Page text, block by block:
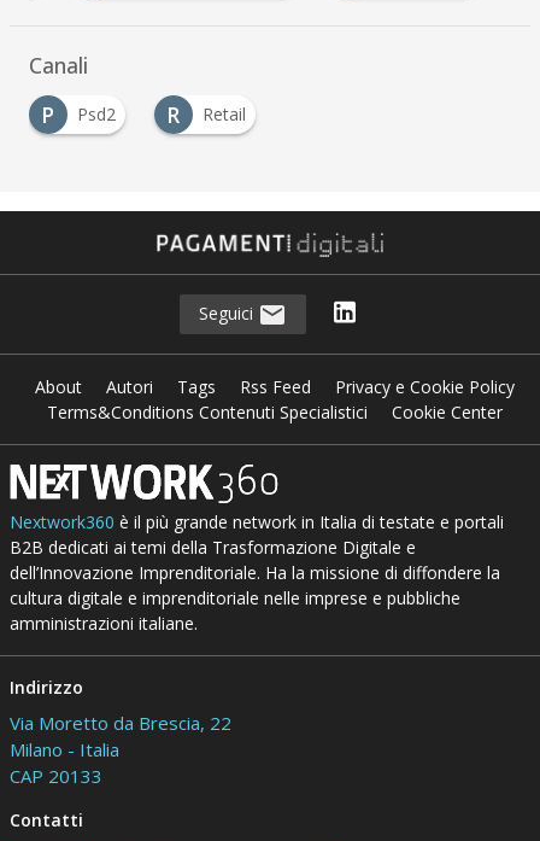
Canali
P
Psd2 R Retail
Seguici
About Autori Tags Rss Feed
Privacy e Cookie Policy
Terms&Conditions Contenuti Specialistici
Cookie Center
Nextwork360 è il più grande network in Italia di testate e portali
B2B dedicati ai temi della Trasformazione Digitale e
dell’Innovazione Imprenditoriale. Ha la missione di diffondere la
cultura digitale e imprenditoriale nelle imprese e pubbliche
amministrazioni italiane.
Indirizzo
Via Moretto da Brescia, 22
Milano - Italia
CAP 20133
Contatti